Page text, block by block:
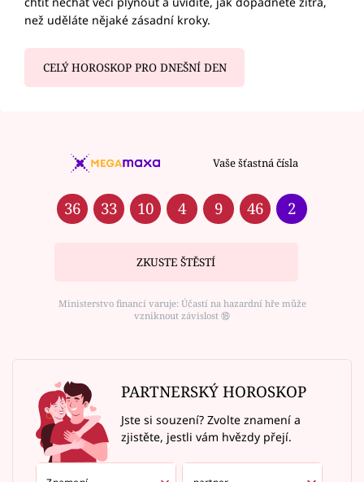
než uděláte nějaké zásadní kroky.
CELÝ HOROSKOP PRO DNEŠNÍ DEN
Vaše šťastná čísla
36 33 10 4 9 46 2
ZKUSTE ŠTĚSTÍ
Ministerstvo financí varuje: Účastí na hazardní hře může
vzniknout závislost ⑱
PARTNERSKÝ HOROSKOP
Jste si souzení? Zvolte znamení a
zjistěte, jestli vám hvězdy přejí.